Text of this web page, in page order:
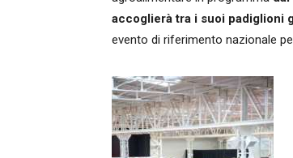
accoglierà tra i suoi padiglioni
evento di riferimento nazionale